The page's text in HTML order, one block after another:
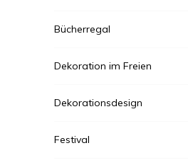
Bücherregal
Dekoration im Freien
Dekorationsdesign
Festival